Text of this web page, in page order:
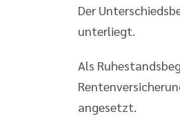
Der
unterliegt.
Als
angesetzt.